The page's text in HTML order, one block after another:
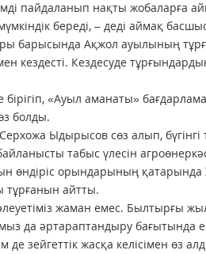
пайдаланып нақты жобаларға
береді, – деді аймақ
барысында Ақжол ауылының
кездесті. Кездесуде
бірігіп, «Ауыл аманаты»
болды.
Ыдырысов сөз алып,
табыс үлесін
өндіріс орындарының қатарында
тұрғанын айтты.
жаман емес. Былтырғы
да әртараптандыру бағытында
де зейгеттік жасқа келісімен